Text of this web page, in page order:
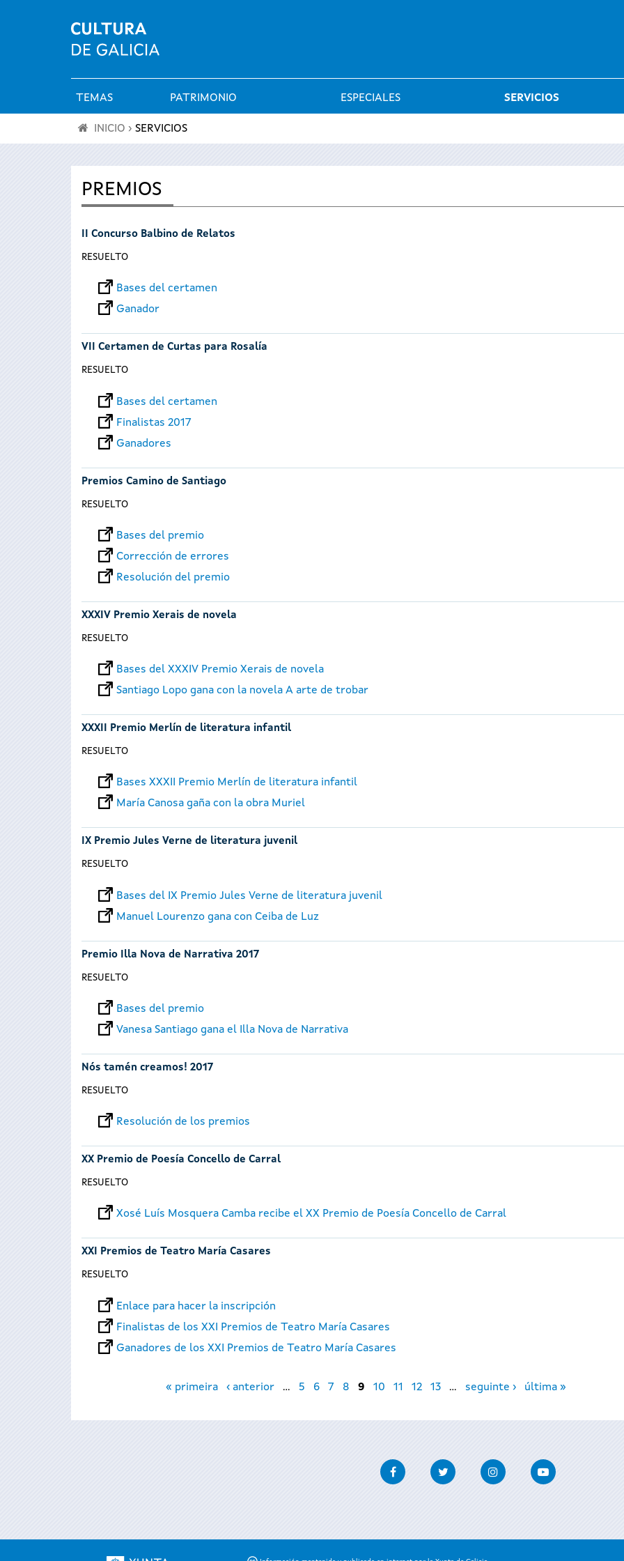
Menú
principal
TEMAS PATRIMONIO ESPECIALES SERVICIOS
encuentra
aquí
INICIO › SERVICIOS
PREMIOS
II Concurso Balbino de Relatos
RESUELTO
Bases del certamen
Ganador
VII Certamen de Curtas para Rosalía
RESUELTO
Bases del certamen
Finalistas 2017
Ganadores
Premios Camino de Santiago
RESUELTO
Bases del premio
Corrección de errores
Resolución del premio
XXXIV Premio Xerais de novela
RESUELTO
Bases del XXXIV Premio Xerais de novela
Santiago Lopo gana con la novela A arte de trobar
XXXII Premio Merlín de literatura infantil
RESUELTO
Bases XXXII Premio Merlín de literatura infantil
María Canosa gaña con la obra Muriel
IX Premio Jules Verne de literatura juvenil
RESUELTO
Bases del IX Premio Jules Verne de literatura juvenil
Manuel Lourenzo gana con Ceiba de Luz
Premio Illa Nova de Narrativa 2017
RESUELTO
Bases del premio
Vanesa Santiago gana el Illa Nova de Narrativa
Nós tamén creamos! 2017
RESUELTO
Resolución de los premios
XX Premio de Poesía Concello de Carral
RESUELTO
Xosé Luís Mosquera Camba recibe el XX Premio de Poesía Concello de Carral
XXI Premios de Teatro María Casares
RESUELTO
Enlace para hacer la inscripción
Finalistas de los XXI Premios de Teatro María Casares
Ganadores de los XXI Premios de Teatro María Casares
« primeira ‹ anterior … 5 6 7 8 9 10 11 12 13 … seguinte › última »
FacebookTwitter InstagramYoutube